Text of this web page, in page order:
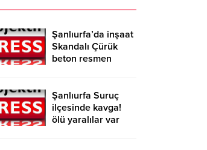
Şanlıurfa’da inşaat
Skandalı Çürük
beton resmen
Şanlıurfa Suruç
ilçesinde kavga!
ölü yaralılar var